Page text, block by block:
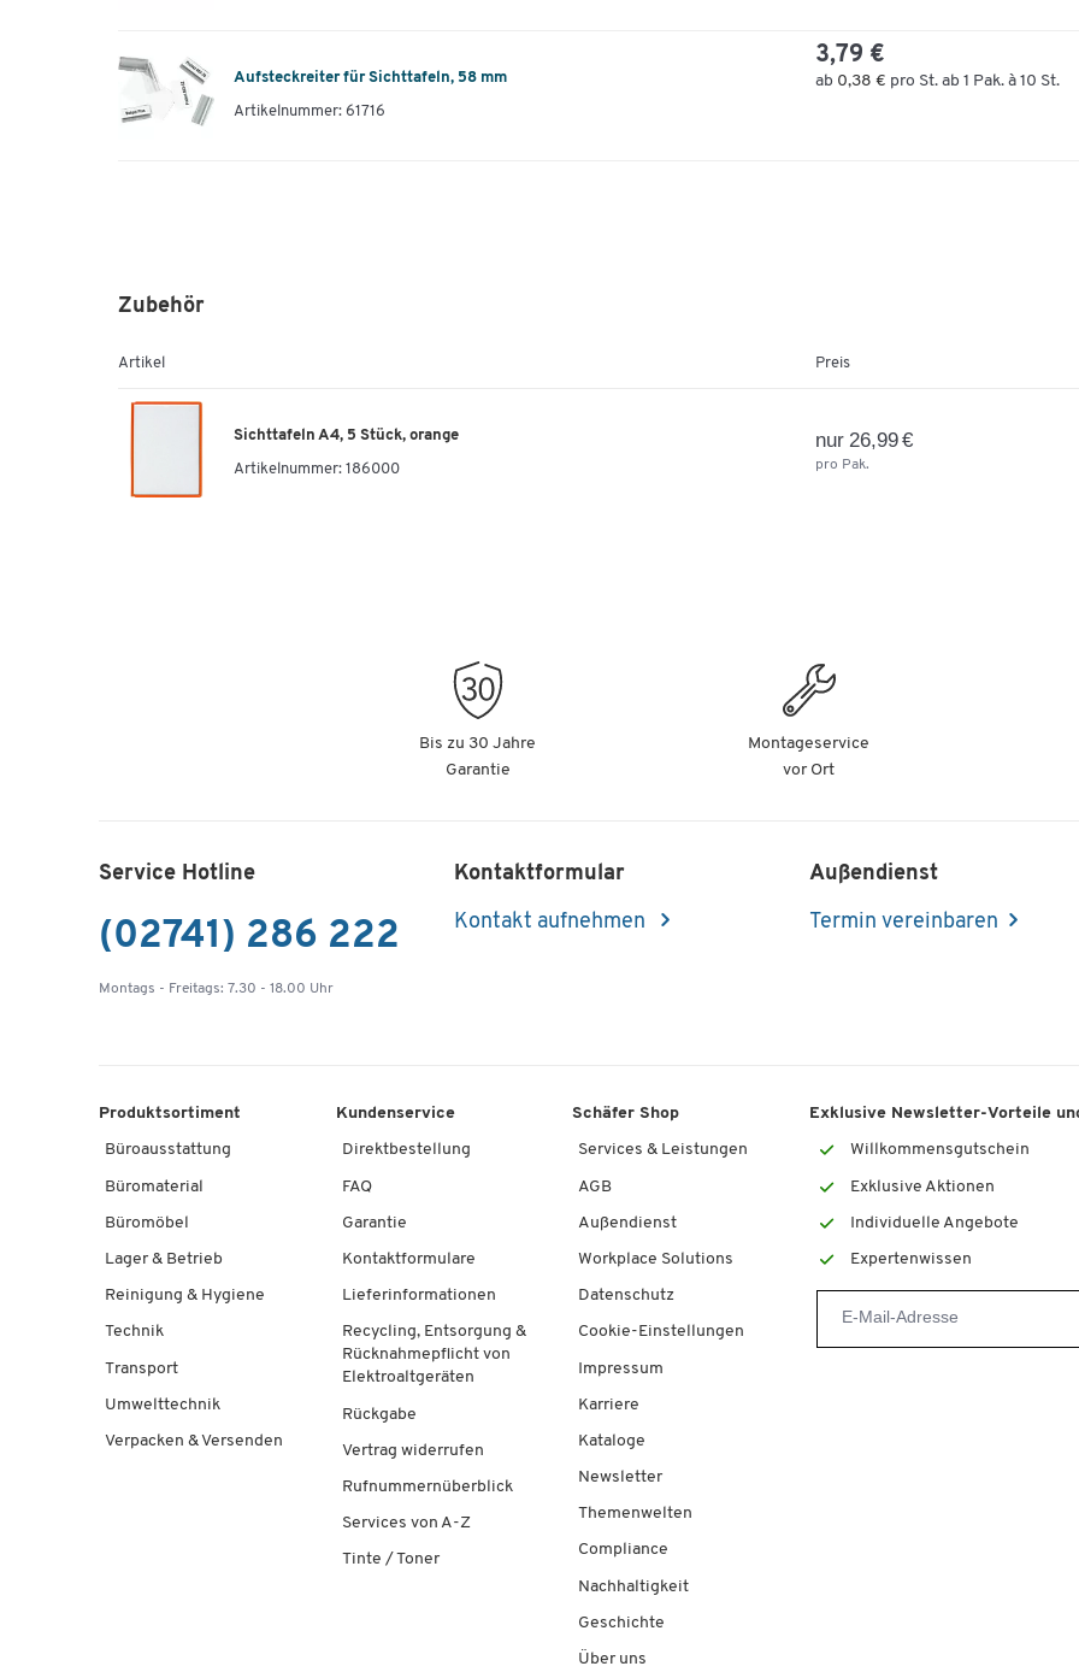
Aufsteckreiter für Sichttafeln, 58 mm
Artikelnummer: 61716
3,79 €
ab 0,38 € pro St. ab 1 Pak. à 10 St.
Zubehör
Artikel Preis
Sichttafeln A4, 5 Stück, orange
Artikelnummer: 186000
nur 26,99 €
pro Pak.
Bis zu 30 Jahre
Garantie
Montageservice
vor Ort
Service Hotline
(02741) 286 222
Montags - Freitags: 7.30 - 18.00 Uhr
Kontaktformular
Kontakt aufnehmen
Außendienst
Termin vereinbaren
Produktsortiment
Büroausstattung
Büromaterial
Büromöbel
Lager & Betrieb
Reinigung & Hygiene
Technik
Transport
Umwelttechnik
Verpacken & Versenden
Kundenservice
Direktbestellung
FAQ
Garantie
Kontaktformulare
Lieferinformationen
Recycling, Entsorgung &
Rücknahmepflicht von
Elektroaltgeräten
Rückgabe
Vertrag widerrufen
Rufnummernüberblick
Services von A-Z
Tinte / Toner
Schäfer Shop
Services & Leistungen
AGB
Außendienst
Workplace Solutions
Datenschutz
Cookie-Einstellungen
Impressum
Karriere
Kataloge
Newsletter
Themenwelten
Compliance
Nachhaltigkeit
Geschichte
Über uns
Exklusive Newsletter-Vorteile
Willkommensgutschein
Exklusive Aktionen
Individuelle Angebote
Expertenwissen